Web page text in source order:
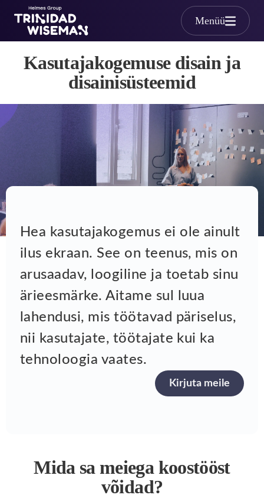
Skip to main content
Menüü
Kasutajakogemuse disain
Kasutajakogemuse disain ja
disainisüsteemid
Hea kasutajakogemus ei ole ainult
ilus ekraan. See on teenus, mis on
arusaadav, loogiline ja toetab sinu
ärieesmärke. Aitame sul luua
lahendusi, mis töötavad päriselus,
nii kasutajate, töötajate kui ka
tehnoloogia vaates.
Kirjuta meile
Mida sa meiega koostööst
võidad?